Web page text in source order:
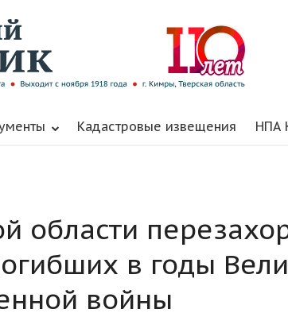
Кадастровые извещения НПА
области
в годы
войны